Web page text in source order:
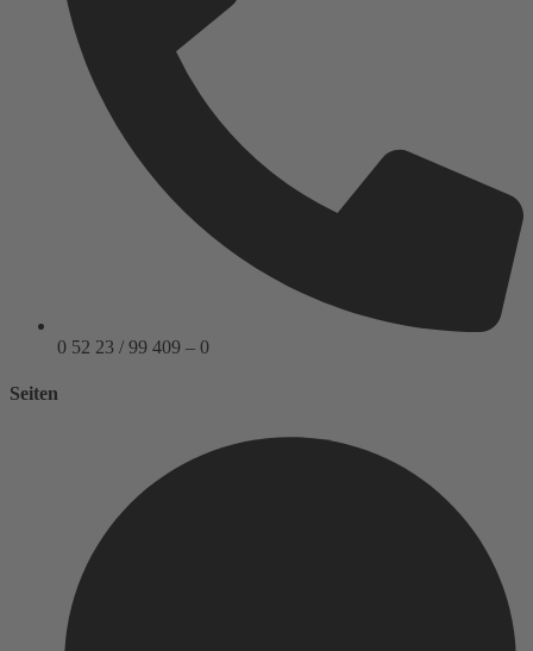
0 52 23 / 99 409 – 0
Seiten